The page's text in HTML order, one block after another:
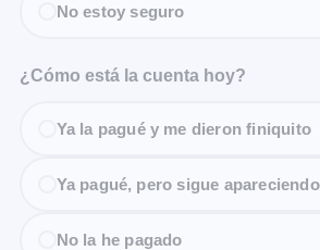
No estoy seguro
¿Cómo está la cuenta hoy?
Ya la pagué y me dieron finiquito
Ya pagué, pero sigue
No la he pagado